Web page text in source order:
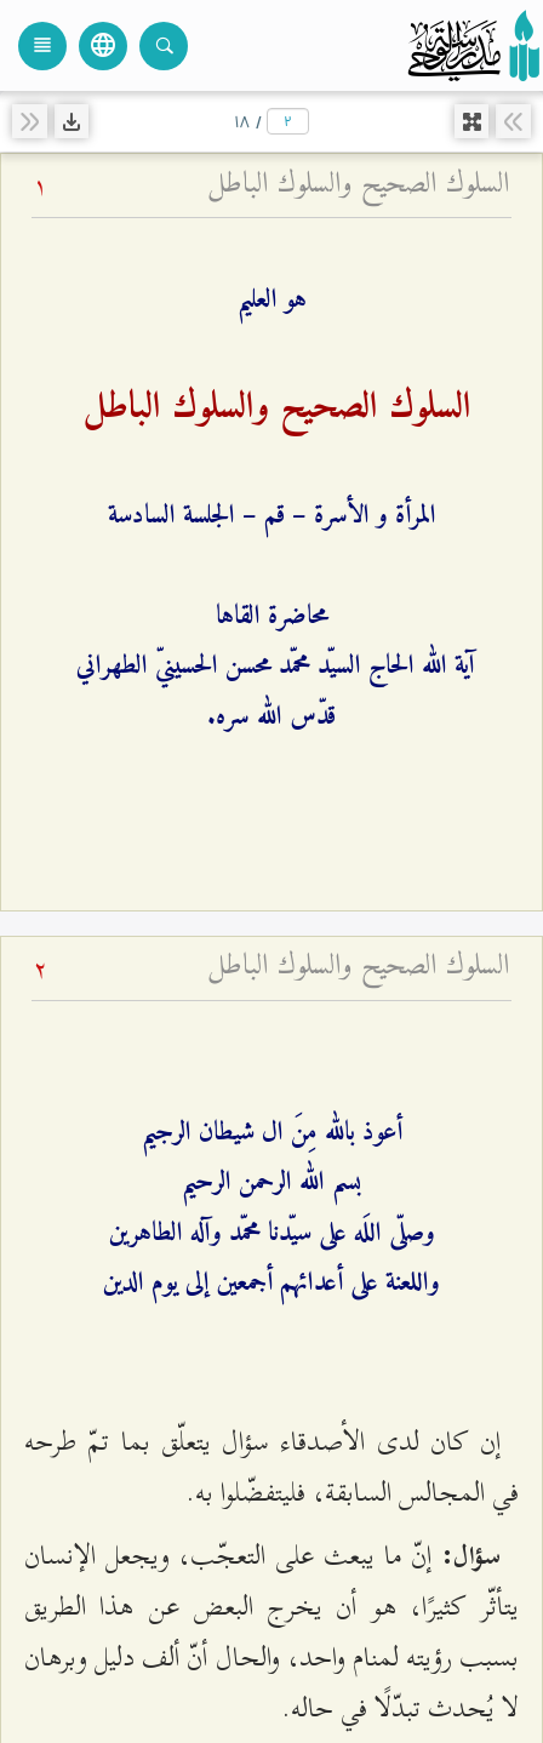
language
view_headline
/ ۱۸
السلوك الصحيح والسلوك الباطل 1
هو العليم
السلوك الصحيح والسلوك الباطل
المرأة و الأسرة – قم – الجلسة السادسة
محاضرة القاها
آية الله الحاج السيّد محمّد محسن الحسينيّ الطهراني
قدّس الله سره.
السلوك الصحيح والسلوك الباطل 2
أعوذ بالله مِنَ ال شيطان الرجيم
بسم الله الرحمن الرحيم
وصلّى اللَه على سيّدنا محمّد وآله الطاهرين
واللعنة على أعدائهم أجمعين‌ إلى يوم الدين
إن كان لدى الأصدقاء سؤال يتعلّق بما تمّ طرحه
في المجالس السابقة، فليتفضّلوا به.
سؤال: إنّ ما يبعث على التعجّب، ويجعل الإنسان
يتأثّر كثيرًا، هو أن يخرج البعض عن هذا الطريق
بسبب رؤيته لمنام واحد، والحال أنّ ألف دليل وبرهان
لا يُحدث تبدّلًا في حاله.